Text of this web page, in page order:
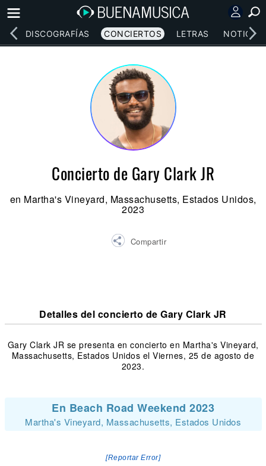
DISCOGRAFÍAS CONCIERTOS LETRAS NOTICIAS
Concierto de Gary Clark JR
en Martha's Vineyard, Massachusetts, Estados Unidos,
2023
Compartir
Detalles del concierto de Gary Clark JR
Gary Clark JR se presenta en concierto en Martha's Vineyard,
Massachusetts, Estados Unidos el Viernes, 25 de agosto de
2023.
En Beach Road Weekend 2023
Martha's Vineyard, Massachusetts, Estados Unidos
[Reportar Error]